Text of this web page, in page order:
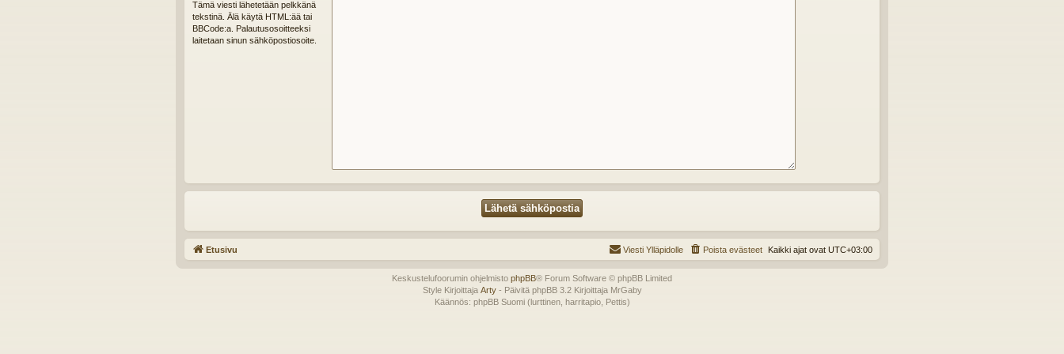
Tämä viesti lähetetään pelkkänä
tekstinä. Älä käytä HTML:ää tai
BBCode:a. Palautusosoitteeksi
laitetaan sinun sähköpostiosoite.
Etusivu Kaikki ajat ovat UTC+03:00
Poista evästeet
Viesti Ylläpidolle
Keskustelufoorumin ohjelmisto phpBB® Forum Software © phpBB Limited
Style Kirjoittaja Arty- Päivitä phpBB 3.2 Kirjoittaja MrGaby
Käännös: phpBB Suomi (lurttinen, harritapio, Pettis)